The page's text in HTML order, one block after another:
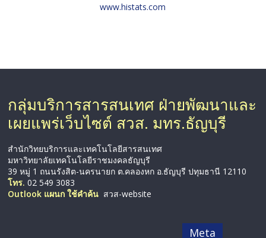
www.histats.com
กลุ่มบริการสารสนเทศ ฝ่ายพัฒนาและ
เผยแพร่เว็บไซต์ สวส. มทร.ธัญบุรี
สำนักวิทยบริการและเทคโนโลยีสารสนเทศ
มหาวิทยาลัยเทคโนโลยีราชมงคลธัญบุรี
39 หมู่ 1 ถนนรังสิต-นครนายก ต.คลองหก อ.ธัญบุรี ปทุมธานี 12110
โทร. 02 549 3083
Outlook แผนก ใช้คำค้น สวส-website
Meta